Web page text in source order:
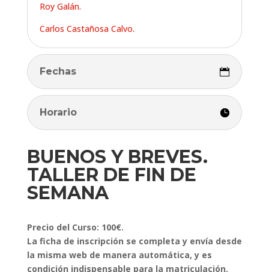
Roy Galán.
Carlos Castañosa Calvo.
Fechas
Horario
BUENOS Y BREVES.
TALLER DE FIN DE
SEMANA
Precio del Curso: 100€.
La ficha de inscripción se completa y envía desde
la misma web de manera automática, y es
condición indispensable para la matriculación.